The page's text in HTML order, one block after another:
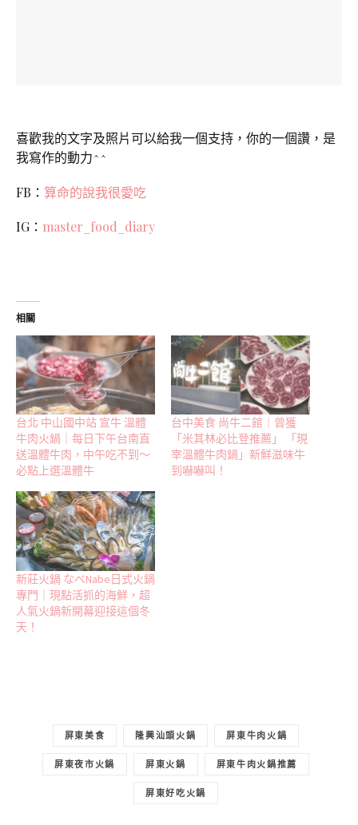
喜歡我的文字及照片可以給我一個支持，你的一個讚，是
我寫作的動力^^
FB： 算命的說我很愛吃
IG： master_food_diary
相關
台北 中山國中站 宣牛 溫體
牛肉火鍋｜每日下午台南直
送溫體牛肉，中午吃不到～
必點上選溫體牛
台中美食 尚牛二館｜曾獲
「米其林必比登推薦」 「現
宰溫體牛肉鍋」新鮮滋味牛
到嚇嚇叫！
新莊火鍋 なべNabe日式火鍋
專門｜現點活抓的海鮮，超
人氣火鍋新開幕迎接這個冬
天！
屏東美食 隆興汕頭火鍋 屏東牛肉火鍋
屏東夜市火鍋 屏東火鍋 屏東牛肉火鍋推薦
屏東好吃火鍋